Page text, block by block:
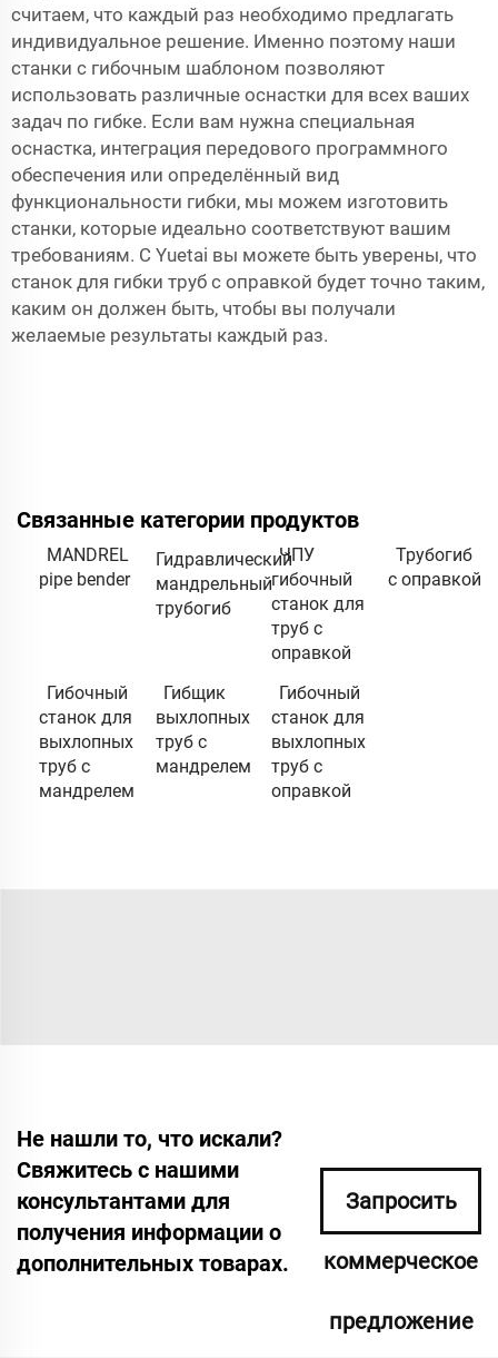
считаем, что каждый раз необходимо предлагать
индивидуальное решение. Именно поэтому наши
станки с гибочным шаблоном позволяют
использовать различные оснастки для всех ваших
задач по гибке. Если вам нужна специальная
оснастка, интеграция передового программного
обеспечения или определённый вид
функциональности гибки, мы можем изготовить
станки, которые идеально соответствуют вашим
требованиям. С Yuetai вы можете быть уверены, что
станок для гибки труб с оправкой будет точно таким,
каким он должен быть, чтобы вы получали
желаемые результаты каждый раз.
Связанные категории продуктов
MANDREL
pipe bender
Гидравлический
мандрельный
трубогиб
ЧПУ
гибочный
станок для
труб с
оправкой
Трубогиб
с оправкой
Гибочный
станок для
выхлопных
труб с
мандрелем
Гибщик
выхлопных
труб с
мандрелем
Гибочный
станок для
выхлопных
труб с
оправкой
Не нашли то, что искали?
Свяжитесь с нашими
консультантами для
получения информации о
дополнительных товарах.
Запросить
коммерческое
предложение